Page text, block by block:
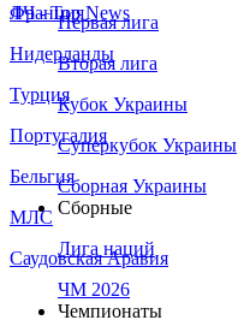
Франция
Нидерланды
Турция
Португалия
Бельгия
МЛС
Саудовская Аравия
ЛЧ - Top News
Первая лига
Вторая лига
Кубок Украины
Суперкубок Украины
Сборная Украины
Сборные
Лига наций
ЧМ 2026
Чемпионаты